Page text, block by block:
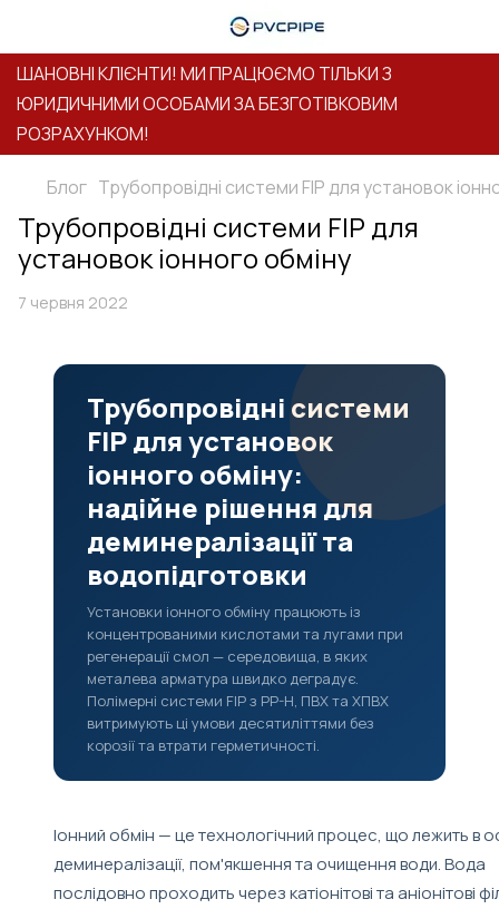
ШАНОВНІ КЛІЄНТИ! МИ ПРАЦЮЄМО ТІЛЬКИ З
ЮРИДИЧНИМИ ОСОБАМИ ЗА БЕЗГОТІВКОВИМ
РОЗРАХУНКОМ!
Блог Трубопровідні системи FIP для установок
Трубопровідні системи FIP для
установок іонного обміну
7 червня 2022
Трубопровідні системи
FIP для установок
іонного обміну:
надійне рішення для
деминералізації та
водопідготовки
Установки іонного обміну працюють із
концентрованими кислотами та лугами при
регенерації смол — середовища, в яких
металева арматура швидко деградує.
Полімерні системи FIP з PP-H, ПВХ та ХПВХ
витримують ці умови десятиліттями без
корозії та втрати герметичності.
Іонний обмін — це технологічний процес, що лежить в
деминералізації, пом'якшення та очищення води. Вода
послідовно проходить через катіонітові та аніонітові